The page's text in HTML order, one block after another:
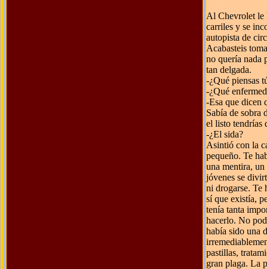
Al Chevrolet le
carriles y se
autopista de
Acabasteis
no quería nada
tan delgada.
-¿Qué piensas
-¿Qué
-Esa que dicen
Sabía de sobra
el listo tendrías
-¿El sida?
Asintió con la
pequeño. Te
una mentira,
jóvenes se
ni drogarse. Te
sí que existía,
tenía tanta
hacerlo. No
había sido una
pastillas,
gran plaga. La